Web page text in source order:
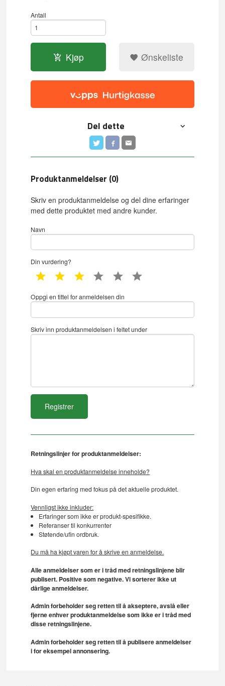
Antall
Kjøp Ønskeliste
Del dette
Produktanmeldelser (0)
Skriv en produktanmeldelse og del dine erfaringer
med dette produktet med andre kunder.
Navn
Din vurdering?
1 star 2 star 3 star 4 star 5 star
Oppgi en tittel for anmeldelsen din
Skriv inn produktanmeldelsen i feltet under
Retningslinjer for produktanmeldelser:
Hva skal en produktanmeldelse inneholde?
Din egen erfaring med fokus på det aktuelle produktet.
Vennligst ikke inkluder:
Erfaringer som ikke er produkt-spesifikke.
Referanser til konkurrenter
Støtende/ufin ordbruk.
Du må ha kjøpt varen for å skrive en anmeldelse.
Alle anmeldelser som er i tråd med retningslinjene blir
publisert. Positive som negative. Vi sorterer ikke ut
dårlige anmeldelser.
Admin forbeholder seg retten til å akseptere, avslå eller
fjerne enhver produktanmeldelse som ikke er i tråd med
disse retningslinjene.
Admin forbeholder seg retten til å publisere anmeldelser
i for eksempel annonsering.